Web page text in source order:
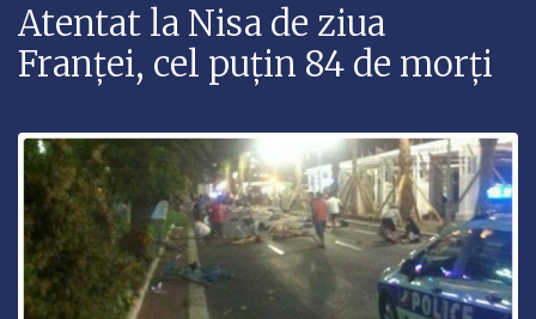
Atentat la Nisa de ziua
Franţei, cel puţin 84 de morţi